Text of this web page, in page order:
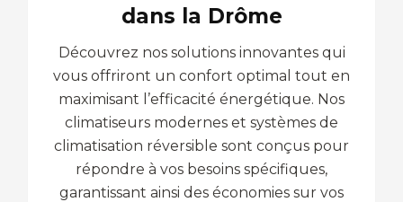
dans la Drôme
Découvrez nos solutions innovantes qui
vous offriront un confort optimal tout en
maximisant l’efficacité énergétique. Nos
climatiseurs modernes et systèmes de
climatisation réversible sont conçus pour
répondre à vos besoins spécifiques,
garantissant ainsi des économies sur vos